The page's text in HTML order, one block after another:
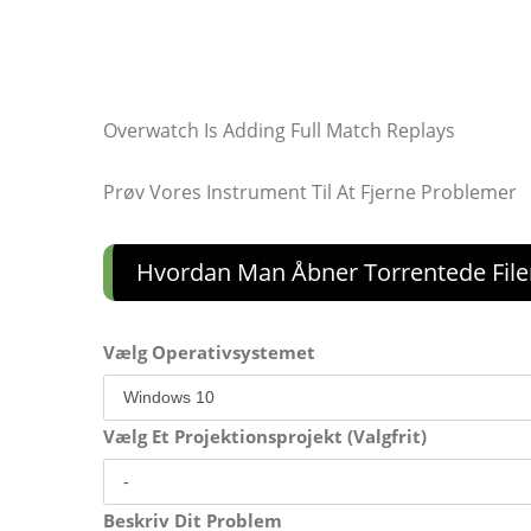
Overwatch Is Adding Full Match Replays
Prøv Vores Instrument Til At Fjerne Problemer
Hvordan Man Åbner Torrentede
Vælg Operativsystemet
Vælg Et Projektionsprojekt (Valgfrit)
Beskriv Dit Problem